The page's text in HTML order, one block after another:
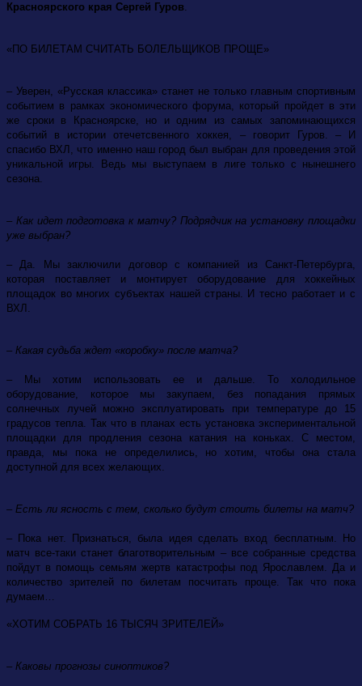
Красноярского края Сергей Гуров.
«ПО БИЛЕТАМ СЧИТАТЬ БОЛЕЛЬЩИКОВ ПРОЩЕ»
– Уверен, «Русская классика» станет не только главным спортивным
событием в рамках экономического форума, который пройдет в эти
же сроки в Красноярске, но и одним из самых запоминающихся
событий в истории отечетсвенного хоккея, – говорит Гуров. – И
спасибо ВХЛ, что именно наш город был выбран для проведения этой
уникальной игры. Ведь мы выступаем в лиге только с нынешнего
сезона.
– Как идет подготовка к матчу? Подрядчик на установку площадки
уже выбран?
– Да. Мы заключили договор с компанией из Санкт-Петербурга,
которая поставляет и монтирует оборудование для хоккейных
площадок во многих субъектах нашей страны. И тесно работает и с
ВХЛ.
– Какая судьба ждет «коробку» после матча?
– Мы хотим использовать ее и дальше. То холодильное
оборудование, которое мы закупаем, без попадания прямых
солнечных лучей можно эксплуатировать при температуре до 15
градусов тепла. Так что в планах есть установка экспериментальной
площадки для продления сезона катания на коньках. С местом,
правда, мы пока не определились, но хотим, чтобы она стала
доступной для всех желающих.
– Есть ли ясность с тем, сколько будут стоить билеты на матч?
– Пока нет. Признаться, была идея сделать вход бесплатным. Но
матч все-таки станет благотворительным – все собранные средства
пойдут в помощь семьям жертв катастрофы под Ярославлем. Да и
количество зрителей по билетам посчитать проще. Так что пока
думаем…
«ХОТИМ СОБРАТЬ 16 ТЫСЯЧ ЗРИТЕЛЕЙ»
– Каковы прогнозы синоптиков?